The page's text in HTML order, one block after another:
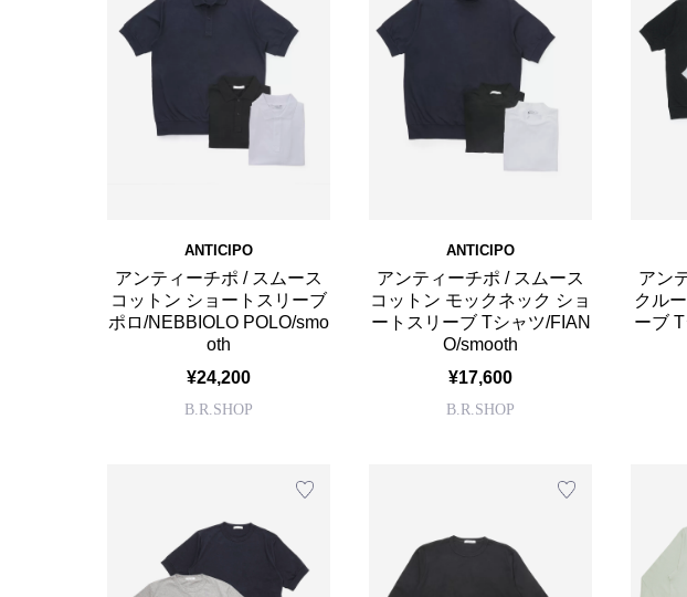
ANTICIPO
アンティーチポ / スムース
コットン ショートスリーブ
ポロ/NEBBIOLO POLO/smo
oth
¥24,200
B.R.SHOP
ANTICIPO
アンティーチポ / スムース
コットン モックネック ショ
ートスリーブ Tシャツ/FIAN
O/smooth
¥17,600
B.R.SHOP
アン
クル
ーブ